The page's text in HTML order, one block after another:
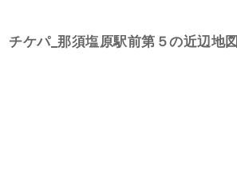
チケパ_那須塩原駅前第５の近辺地図